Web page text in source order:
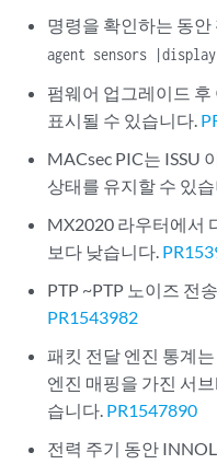
명령을 확인하는 동
agent sensors
펌웨어 업그레이드 후
표시될 수 있습니다.
MACsec PIC는 ISSU
상태를 유지할 수 있
MX2020 라우터에서
보다 낮습니다.
PTP ~PTP 노이즈 전
PR1543982
패킷 전달 엔진 통계
엔진 매핑을 가진 서
습니다. PR1547890
전력 주기 동안